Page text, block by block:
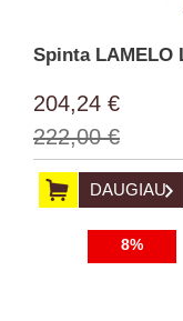
Spinta LAMELO
204,24 €
222,00 €
DAUGIAU
8%